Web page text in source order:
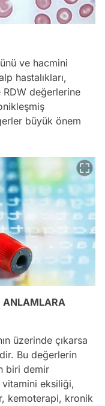
ve hacmini
hastalıkları,
RDW değerlerine
büyük önem
ANLAMLARA
üzerinde çıkarsa
Bu değerlerin
biri demir
vitamini eksiliği,
kemoterapi, kronik